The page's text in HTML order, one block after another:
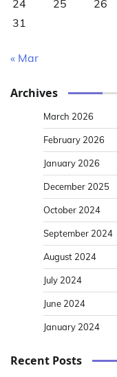
24
25 26
31
« Mar
Archives
March 2026
February 2026
January 2026
December 2025
October 2024
September 2024
August 2024
July 2024
June 2024
January 2024
Recent Posts